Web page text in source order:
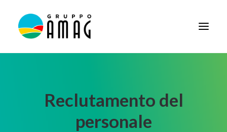
IL GRUPPOReclutamento del
personale